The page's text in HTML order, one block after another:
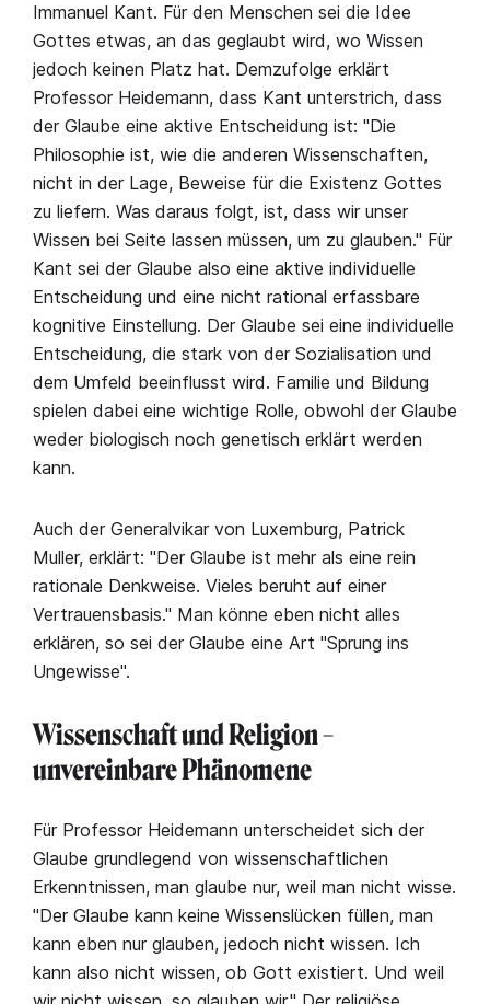
Immanuel Kant. Für den Menschen sei die Idee
Gottes etwas, an das geglaubt wird, wo Wissen
jedoch keinen Platz hat. Demzufolge erklärt
Professor Heidemann, dass Kant unterstrich, dass
der Glaube eine aktive Entscheidung ist: "Die
Philosophie ist, wie die anderen Wissenschaften,
nicht in der Lage, Beweise für die Existenz Gottes
zu liefern. Was daraus folgt, ist, dass wir unser
Wissen bei Seite lassen müssen, um zu glauben." Für
Kant sei der Glaube also eine aktive individuelle
Entscheidung und eine nicht rational erfassbare
kognitive Einstellung. Der Glaube sei eine individuelle
Entscheidung, die stark von der Sozialisation und
dem Umfeld beeinflusst wird. Familie und Bildung
spielen dabei eine wichtige Rolle, obwohl der Glaube
weder biologisch noch genetisch erklärt werden
kann.
Auch der Generalvikar von Luxemburg, Patrick
Muller, erklärt: "Der Glaube ist mehr als eine rein
rationale Denkweise. Vieles beruht auf einer
Vertrauensbasis." Man könne eben nicht alles
erklären, so sei der Glaube eine Art "Sprung ins
Ungewisse".
Wissenschaft und Religion –
unvereinbare Phänomene
Für Professor Heidemann unterscheidet sich der
Glaube grundlegend von wissenschaftlichen
Erkenntnissen, man glaube nur, weil man nicht wisse.
"Der Glaube kann keine Wissenslücken füllen, man
kann eben nur glauben, jedoch nicht wissen. Ich
kann also nicht wissen, ob Gott existiert. Und weil